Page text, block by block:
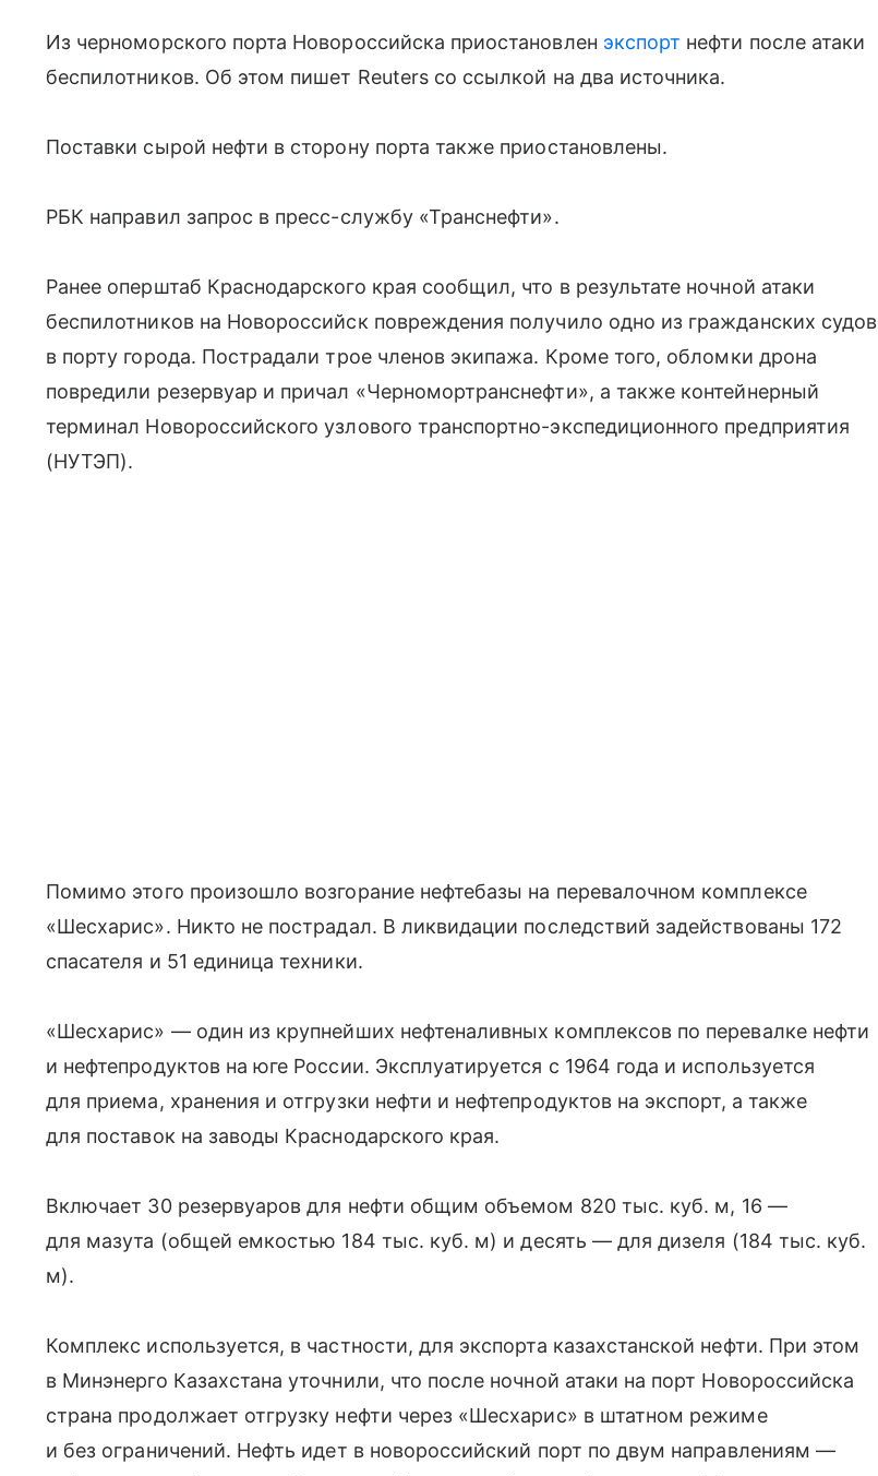
Из черноморского порта Новороссийска приостановлен экспорт нефти после атаки
беспилотников. Об этом пишет Reuters со ссылкой на два источника.
Поставки сырой нефти в сторону порта также приостановлены.
РБК направил запрос в пресс-службу «Транснефти».
Ранее оперштаб Краснодарского края сообщил, что в результате ночной атаки
беспилотников на Новороссийск повреждения получило одно из гражданских судов
в порту города. Пострадали трое членов экипажа. Кроме того, обломки дрона
повредили резервуар и причал «Черномортранснефти», а также контейнерный
терминал Новороссийского узлового транспортно-экспедиционного предприятия
(НУТЭП).
Помимо этого произошло возгорание нефтебазы на перевалочном комплексе
«Шесхарис». Никто не пострадал. В ликвидации последствий задействованы 172
спасателя и 51 единица техники.
«Шесхарис» — один из крупнейших нефтеналивных комплексов по перевалке нефти
и нефтепродуктов на юге России. Эксплуатируется с 1964 года и используется
для приема, хранения и отгрузки нефти и нефтепродуктов на экспорт, а также
для поставок на заводы Краснодарского края.
Включает 30 резервуаров для нефти общим объемом 820 тыс. куб. м, 16 —
для мазута (общей емкостью 184 тыс. куб. м) и десять — для дизеля (184 тыс. куб.
м).
Комплекс используется, в частности, для экспорта казахстанской нефти. При этом
в Минэнерго Казахстана уточнили, что после ночной атаки на порт Новороссийска
страна продолжает отгрузку нефти через «Шесхарис» в штатном режиме
и без ограничений. Нефть идет в новороссийский порт по двум направлениям —